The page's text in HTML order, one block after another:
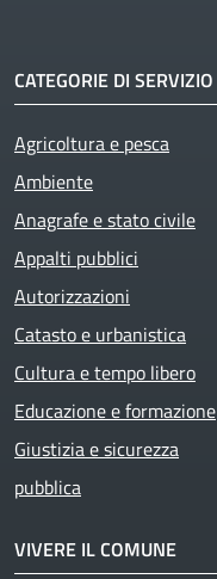
CATEGORIE DI SERVIZIO
Agricoltura e pesca
Ambiente
Anagrafe e stato civile
Appalti pubblici
Autorizzazioni
Catasto e urbanistica
Cultura e tempo libero
Educazione e formazione
Giustizia e sicurezza
pubblica
VIVERE IL COMUNE